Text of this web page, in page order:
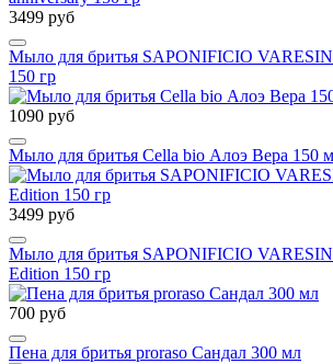
3499 руб
Мыло для бритья SAPONIFICIO
150 гр
1090 руб
Мыло для бритья Cella bio Алоэ Вера 150
3499 руб
Мыло для бритья SAPONIFICIO
Edition 150 гр
700 руб
Пена для бритья proraso Сандал 300 мл